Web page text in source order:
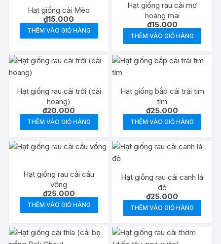
Hạt giống cải Mèo
₫15.000
THÊM VÀO GIỎ HÀNG
Hạt giống rau cải mơ
hoàng mai
₫15.000
THÊM VÀO GIỎ HÀNG
Hạt giống rau cải trời (cải
hoang)
₫20.000
THÊM VÀO GIỎ HÀNG
Hạt giống bắp cải trái tim
tím
₫25.000
THÊM VÀO GIỎ HÀNG
Hạt giống rau cải cầu
vồng
₫25.000
THÊM VÀO GIỎ HÀNG
Hạt giống rau cải canh lá
đỏ
₫25.000
THÊM VÀO GIỎ HÀNG